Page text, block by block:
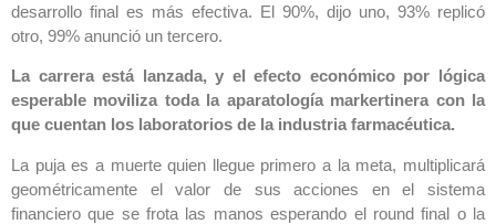
desarrollo final es más efectiva. El 90%, dijo uno, 93% replicó
otro, 99% anunció un tercero.
La carrera está lanzada, y el efecto económico por lógica
esperable moviliza toda la aparatología markertinera con la
que cuentan los laboratorios de la industria farmacéutica.
La puja es a muerte quien llegue primero a la meta, multiplicará
geométricamente el valor de sus acciones en el sistema
financiero que se frota las manos esperando el round final o la